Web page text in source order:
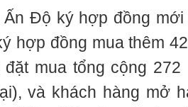
Ấn Độ ký hợp đồng
hợp đồng mua thêm
mua tổng cộng 272
và khách hàng mở